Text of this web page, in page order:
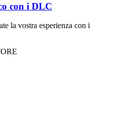
con i DLC
la vostra esperienza con i